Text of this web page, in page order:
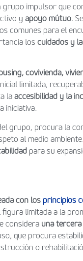
grupo impulsor que
y apoyo mútuo.
comunes para el
los cuidados y
covivienda,
limitada,
la accesibilidad y la
iniciativa.
grupo, procura la
al medio
para su
con los principios
limitada a la
considera una tercera
que procura
o